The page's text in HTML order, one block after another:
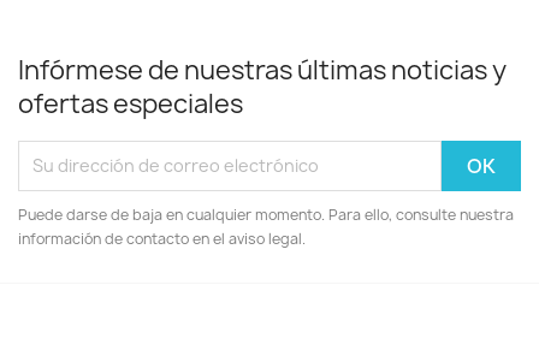
Infórmese de nuestras últimas noticias y
ofertas especiales
Puede darse de baja en cualquier momento. Para ello, consulte nuestra
información de contacto en el aviso legal.